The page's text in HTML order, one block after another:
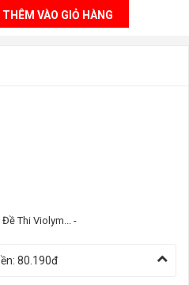
THÊM VÀO GIỎ HÀNG
Thi Violym... -
80.190đ